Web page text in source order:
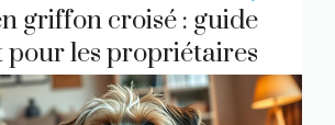
griffon croisé : guide
pour les propriétaires